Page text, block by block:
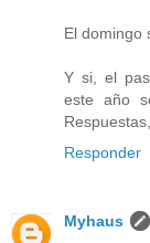
El domingo
Y si, el
este año
Responder
Myhaus